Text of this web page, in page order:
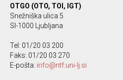
OTGO (OTO, TOI, IGT)
Snežniška ulica 5
SI-1000 Ljubljana
Tel: 01/20 03 200
Faks: 01/20 03 270
E-pošta: info@ntf.uni-lj.si